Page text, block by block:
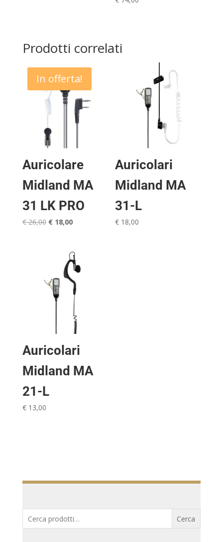
Prodotti correlati
In offerta!
Auricolare
Midland MA
31 LK PRO
€26,00 Il
€ 26,00.
€18,00Il
è:
€ 18,00.
Auricolari
Midland MA
31-L
€ 18,00
Auricolari
Midland MA
21-L
€13,00
Cerca